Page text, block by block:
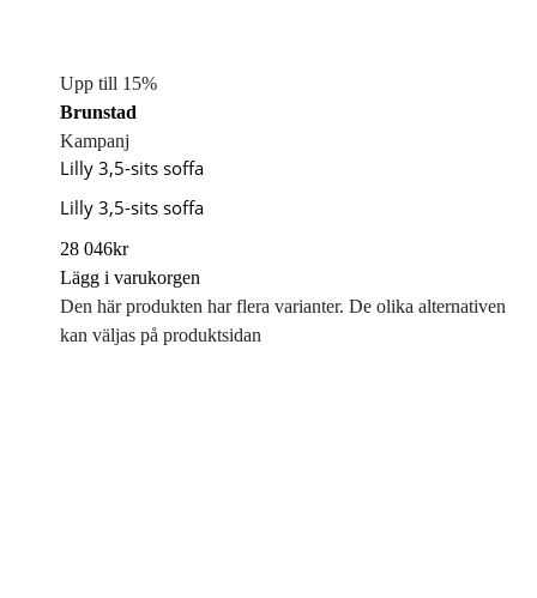
Upp till 15%
Brunstad
Kampanj
Lilly 3,5-sits soffa
Lilly 3,5-sits soffa
28 046kr
Lägg i varukorgen
Den här produkten har flera varianter. De olika alternativen
kan väljas på produktsidan